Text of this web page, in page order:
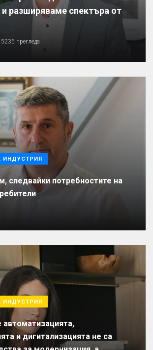
разширяваме спектъра от
5235 прегледа
ИНДУСТРИЯ
следвайки потребностите на
ИНДУСТРИЯ
автоматизацията,
и дигитализацията не са